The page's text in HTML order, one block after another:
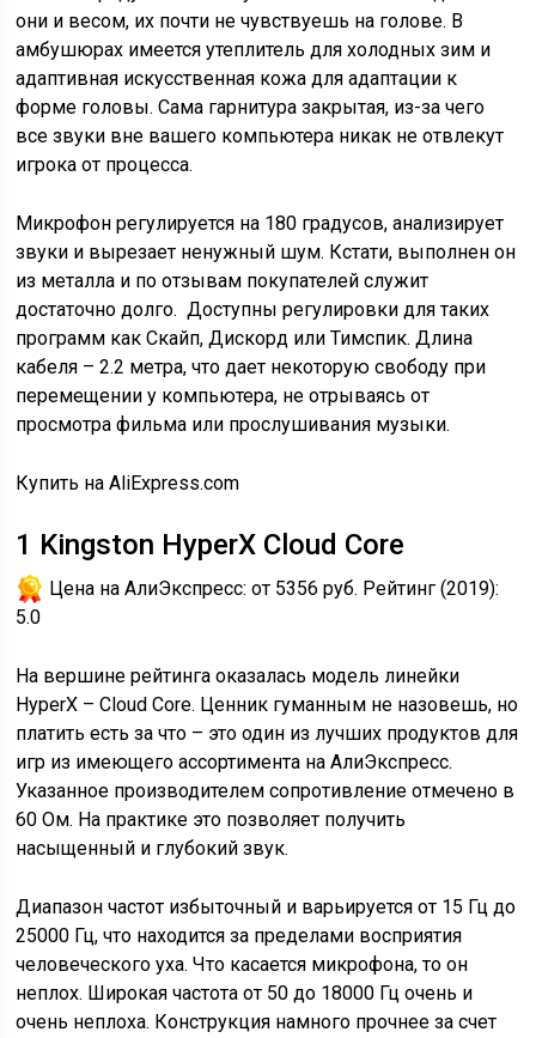
они и весом, их почти не чувствуешь на голове. В
амбушюрах имеется утеплитель для холодных зим и
адаптивная искусственная кожа для адаптации к
форме головы. Сама гарнитура закрытая, из-за чего
все звуки вне вашего компьютера никак не отвлекут
игрока от процесса.
Микрофон регулируется на 180 градусов, анализирует
звуки и вырезает ненужный шум. Кстати, выполнен он
из металла и по отзывам покупателей служит
достаточно долго. Доступны регулировки для таких
программ как Скайп, Дискорд или Тимспик. Длина
кабеля – 2.2 метра, что дает некоторую свободу при
перемещении у компьютера, не отрываясь от
просмотра фильма или прослушивания музыки.
Купить на AliExpress.com
1 Kingston HyperX Cloud Core
Цена на АлиЭкспресс:от 5356 руб. Рейтинг (2019):
5.0
На вершине рейтинга оказалась модель линейки
HyperX – Cloud Core. Ценник гуманным не назовешь, но
платить есть за что – это один из лучших продуктов для
игр из имеющего ассортимента на АлиЭкспресс.
Указанное производителем сопротивление отмечено в
60 Ом. На практике это позволяет получить
насыщенный и глубокий звук.
Диапазон частот избыточный и варьируется от 15 Гц до
25000 Гц, что находится за пределами восприятия
человеческого уха. Что касается микрофона, то он
неплох. Широкая частота от 50 до 18000 Гц очень и
очень неплоха. Конструкция намного прочнее за счет